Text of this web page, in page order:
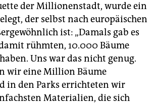
der Millionenstadt, wurde ein
der selbst nach europäischen
ist: „Damals gab es
rühmten, 10.000 Bäume
Uns war das nicht genug.
wir eine Million Bäume
in den Parks errichteten wir
Materialien, die sich